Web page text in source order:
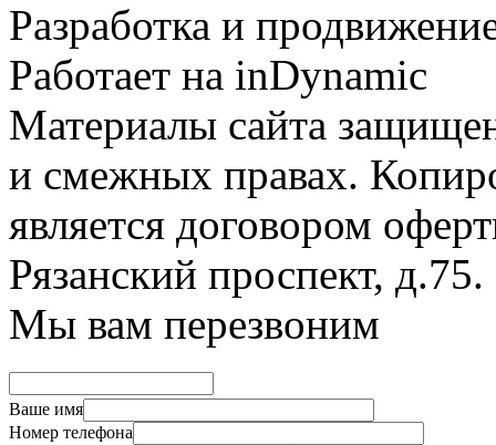
Разработка и
Работает на inDynamic
Материалы сайта
и смежных правах.
является договором
Рязанский проспект, д.75.
Мы вам перезвоним
Ваше имя
Номер телефона